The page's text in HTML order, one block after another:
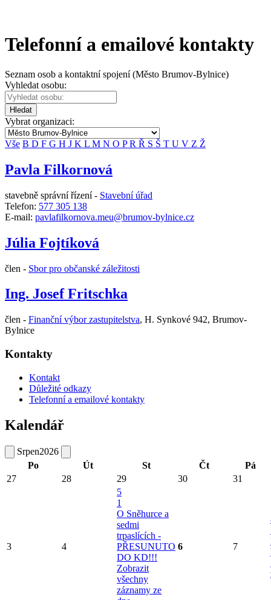
Telefonní a emailové kontakty
Seznam osob a kontaktní spojení (Město Brumov-Bylnice)
Vyhledat osobu:
Hledat
Vybrat organizaci:
Vše B D F G H J K L M N O PR Ř S Š T U V Z Ž
Pavla Filkornová
stavebně správní řízení - Stavební úřad
Telefon: 577 305 138
E-mail: pavlafilkornova.meu@brumov-bylnice.cz
Júlia Fojtíková
člen - Sbor pro občanské záležitosti
Ing. Josef Fritschka
člen - Finanční výbor zastupitelstva, H. Synkové 942, Brumov-
Bylnice
Kontakty
Kontakt
Důležité odkazy
Telefonní a emailové kontakty
Kalendář
Srpen2026
Po
Út St Čt
Pá
27
28 29 30 31
3 4
5
1
O Sněhurce a
sedmi
trpaslících -
PŘESUNUTO
DO KD!!!
Zobrazit
všechny
záznamy ze
6 7